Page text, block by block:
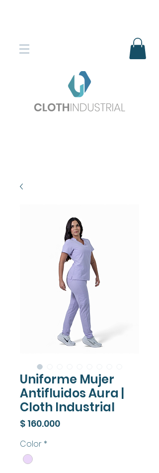
Uniforme Mujer
Antifluidos Aura |
Cloth Industrial
$ 160.000Precio
Color *